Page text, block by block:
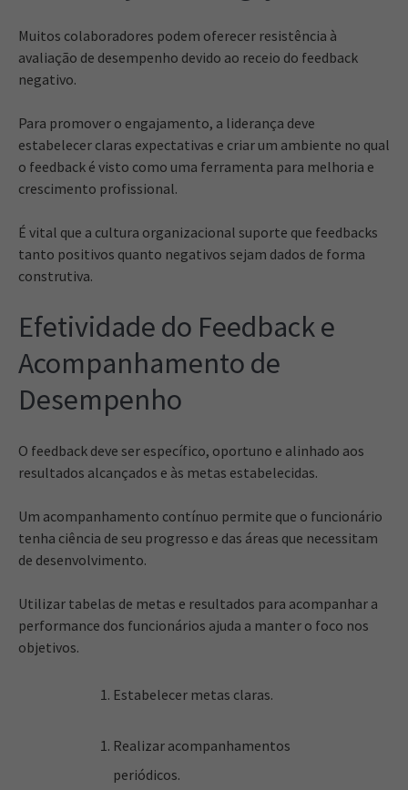
Muitos colaboradores podem oferecer resistência à
avaliação de desempenho devido ao receio do feedback
negativo.
Para promover o engajamento, a liderança deve
estabelecer claras expectativas e criar um ambiente no qual
o feedback é visto como uma ferramenta para melhoria e
crescimento profissional.
É vital que a cultura organizacional suporte que feedbacks
tanto positivos quanto negativos sejam dados de forma
construtiva.
Efetividade do Feedback e
Acompanhamento de
Desempenho
O feedback deve ser específico, oportuno e alinhado aos
resultados alcançados e às metas estabelecidas.
Um acompanhamento contínuo permite que o funcionário
tenha ciência de seu progresso e das áreas que necessitam
de desenvolvimento.
Utilizar tabelas de metas e resultados para acompanhar a
performance dos funcionários ajuda a manter o foco nos
objetivos.
Estabelecer metas claras.
Realizar acompanhamentos
periódicos.